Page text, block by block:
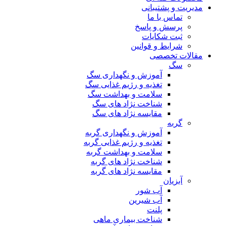
مدیریت و پشتیبانی
تماس با ما
پرسش و پاسخ
ثبت شکایات
شرایط و قوانین
مقالات تخصصی
سگ
آموزش و نگهداری سگ
تغذیه و رژیم غذایی سگ
سلامت و بهداشت سگ
شناخت نژاد های سگ
مقایسه نژاد های سگ
گربه
آموزش و نگهداری گربه
تغذیه و رژیم غذایی گربه
سلامت و بهداشت گربه
شناخت نژاد های گربه
مقایسه نژاد های گربه
آبزیان
آب شور
آب شیرین
پلنت
شناخت بیماری ماهی